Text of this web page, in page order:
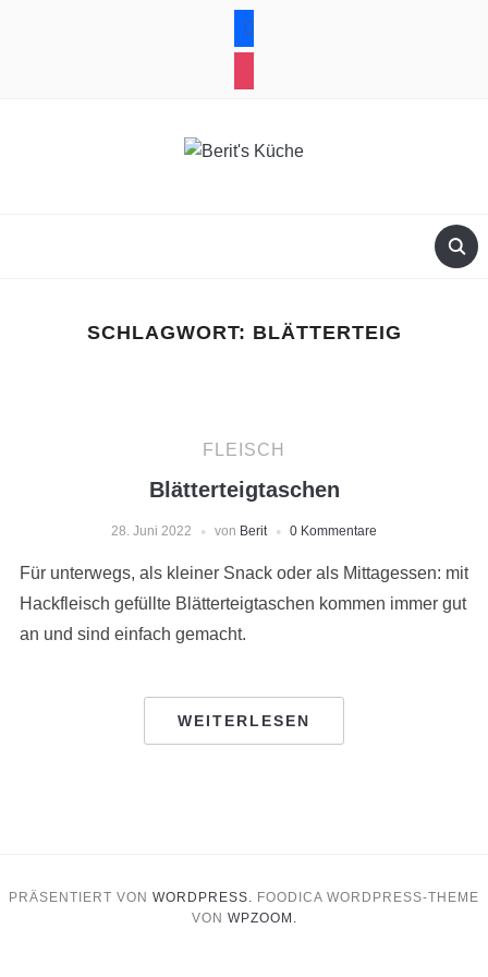
SCHLAGWORT: BLÄTTERTEIG
FLEISCH
Blätterteigtaschen
28. Juni 2022 von Berit 0 Kommentare
Für unterwegs, als kleiner Snack oder als Mittagessen: mit
Hackfleisch gefüllte Blätterteigtaschen kommen immer gut
an und sind einfach gemacht.
WEITERLESEN
PRÄSENTIERT VON WORDPRESS. FOODICA WORDPRESS-THEME
VON WPZOOM.